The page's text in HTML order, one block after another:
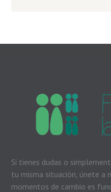
Si tienes dudas o
tu misma situación, únete a
momentos de cambio es